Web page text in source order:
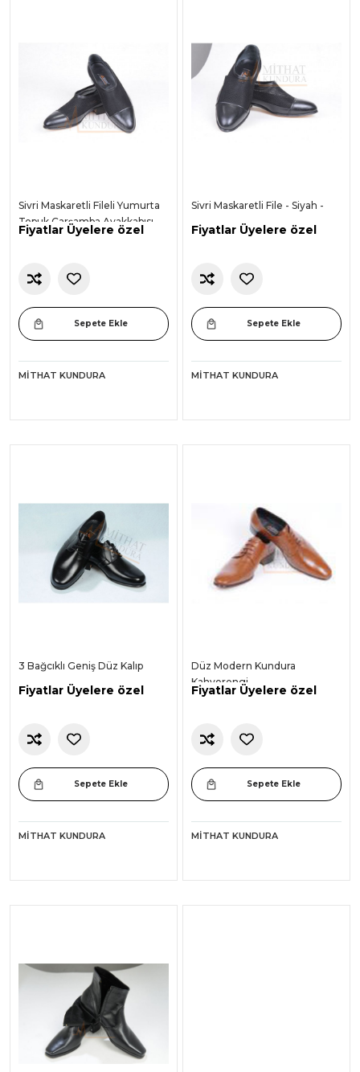
Sivri Maskaretli Fileli Yumurta
Topuk Çarşamba Ayakkabısı -
Siyah -
Fiyatlar Üyelere özel
Sepete Ekle
MITHAT KUNDURA
Sivri Maskaretli File - Siyah -
Fiyatlar Üyelere özel
Sepete Ekle
MITHAT KUNDURA
3 Bağcıklı Geniş Düz Kalıp
Fiyatlar Üyelere özel
Sepete Ekle
MITHAT KUNDURA
Düz Modern Kundura
Kahverengi
Fiyatlar Üyelere özel
Sepete Ekle
MITHAT KUNDURA